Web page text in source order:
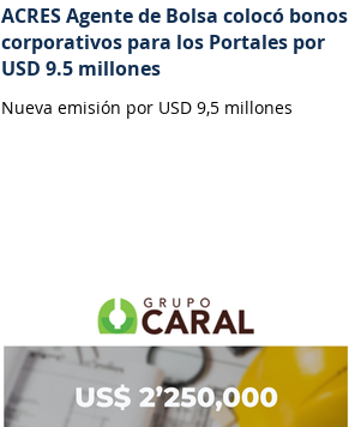
ACRES Agente de Bolsa colocó bonos
corporativos para los Portales por
USD 9.5 millones
Nueva emisión por USD 9,5 millones